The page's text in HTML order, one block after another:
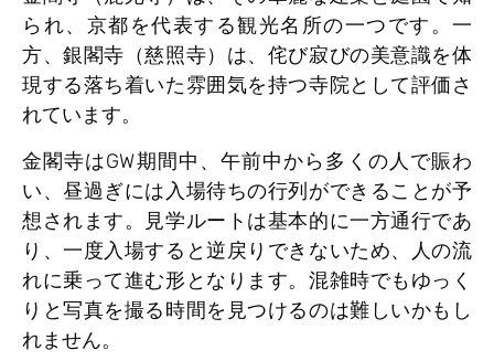
られ、京都を代表する観光名所の一つです。一
方、銀閣寺（慈照寺）は、侘び寂びの美意識を体
現する落ち着いた雰囲気を持つ寺院として評価さ
れています。
金閣寺はGW期間中、午前中から多くの人で賑わ
い、昼過ぎには入場待ちの行列ができることが予
想されます。見学ルートは基本的に一方通行であ
り、一度入場すると逆戻りできないため、人の流
れに乗って進む形となります。混雑時でもゆっく
りと写真を撮る時間を見つけるのは難しいかもし
れません。